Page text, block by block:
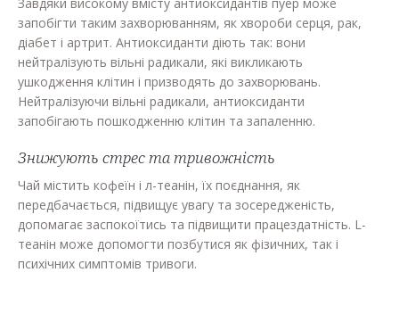
запобігти таким захворюванням, як хвороби серця, рак,
діабет і артрит. Антиоксиданти діють так: вони
нейтралізують вільні радикали, які викликають
ушкодження клітин і призводять до захворювань.
Нейтралізуючи вільні радикали, антиоксиданти
запобігають пошкодженню клітин та запаленню.
Знижують стрес та тривожність
Чай містить кофеїн і л-теанін, їх поєднання, як
передбачається, підвищує увагу та зосередженість,
допомагає заспокоїтись та підвищити працездатність. L-
теанін може допомогти позбутися як фізичних, так і
психічних симптомів тривоги.